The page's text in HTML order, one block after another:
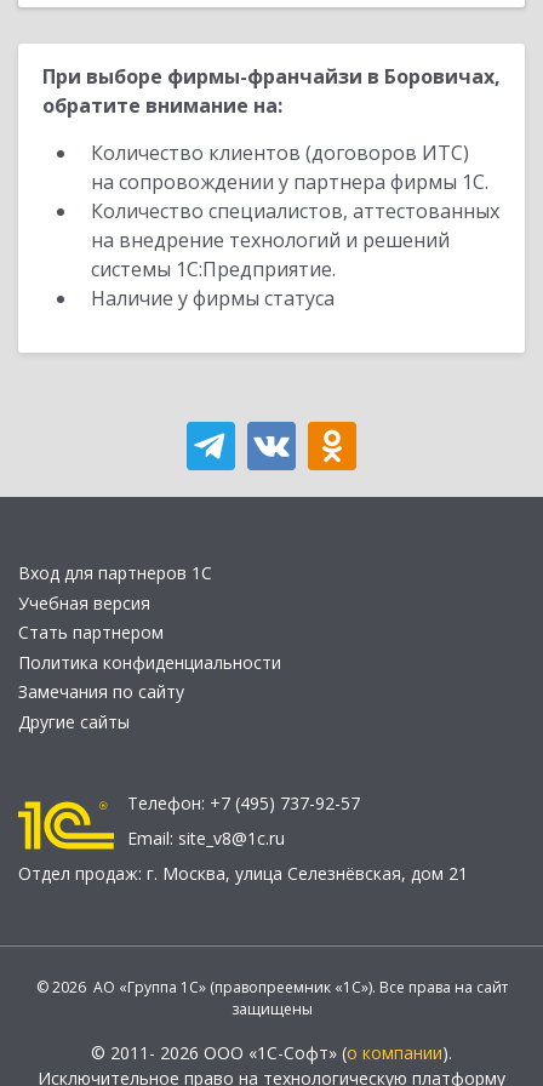
При выборе фирмы-франчайзи в Боровичах,
обратите внимание на:
Количество клиентов (договоров ИТС)
на сопровождении у партнера фирмы 1С.
Количество специалистов, аттестованных
на внедрение технологий и решений
системы 1С:Предприятие.
Наличие у фирмы статуса
Вход для партнеров 1С
Учебная версия
Стать партнером
Политика конфиденциальности
Замечания по сайту
Другие сайты
Телефон: +7 (495) 737-92-57
Email: site_v8@1c.ru
Отдел продаж: г. Москва, улица Селезнёвская, дом 21
© 2026 АО «Группа 1С» (правопреемник «1С»). Все права на сайт
защищены
© 2011- 2026 ООО «1С-Софт» (о компании).
Исключительное право на технологическую платформу